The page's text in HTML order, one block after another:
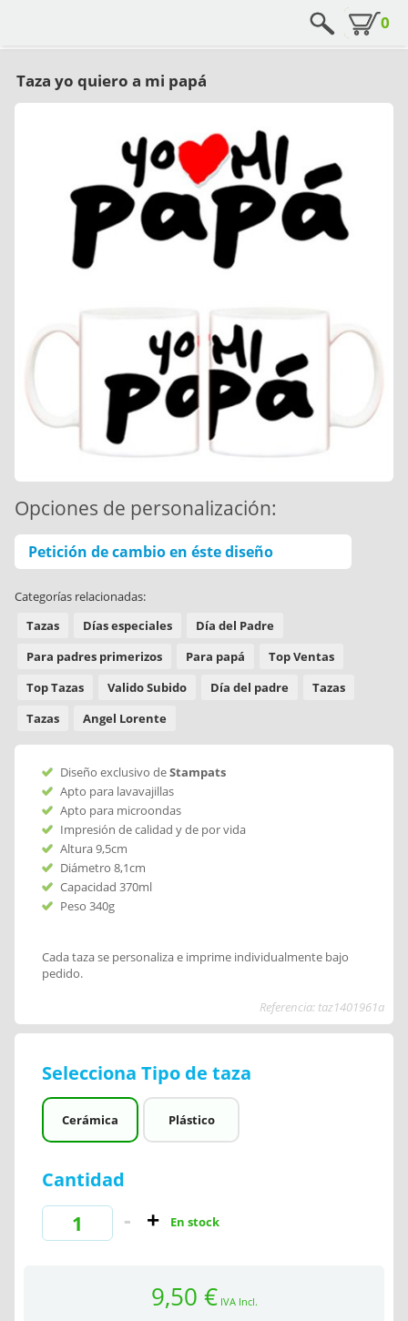
0
Taza yo quiero a mi papá
Opciones de personalización:
Petición de cambio en éste diseño
Categorías relacionadas:
Tazas
Días especiales
Día del Padre
Para padres primerizos
Para papá
Top Ventas
Top Tazas
Valido Subido Día del padre
Tazas
Tazas
Angel Lorente
Diseño exclusivo deStampats
Apto para lavavajillas
Apto para microondas
Impresión de calidad y de por vida
Altura 9,5cm
Diámetro 8,1cm
Capacidad 370ml
Peso 340g
Cada taza se personaliza e imprime individualmente bajo
pedido.
Referencia: taz1401961a
Selecciona Tipo de taza
Cerámica Plástico
Cantidad
En stock
9,50 €IVA Incl.